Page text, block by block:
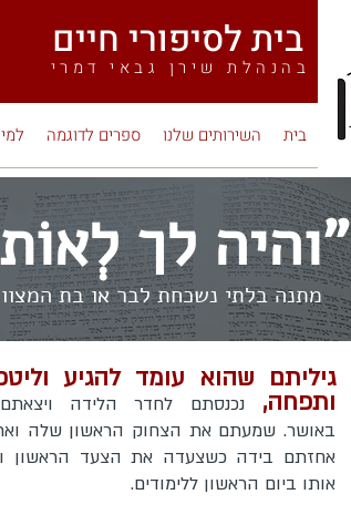
בהנהלת שירן גבאי דמרי
בית השירותים שלנו ספרים לדוגמה
"והיה לך
מתנה בלתי נשכחת לבר או בת
גיליתם שהוא עומד להגיע
ותפחה,נכנסתם לחדר הלידה
באושר. שמעתם את הצחוק הראשון שלה
אחזתם בידה כשצעדה את הצעד הראשון
אותו ביום הראשון ללימודים.